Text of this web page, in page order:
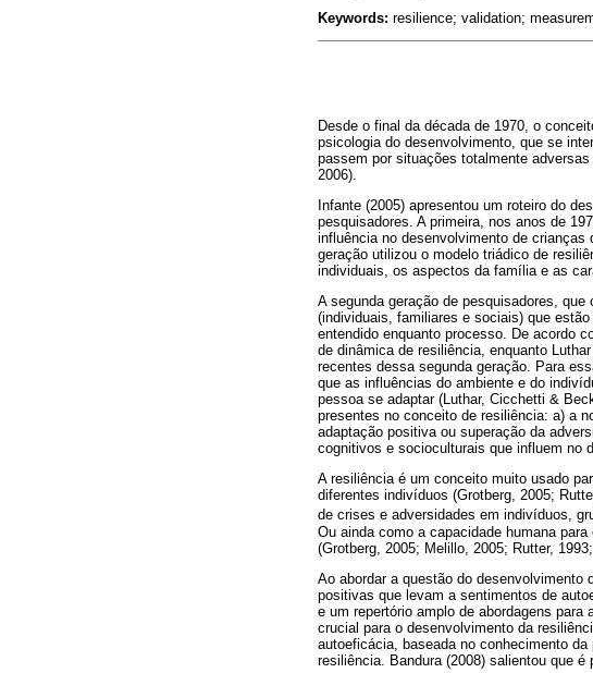
Keywords: resilience; validation;
Desde o final da década de 1970, o
psicologia do desenvolvimento, que se
passem por situações totalmente
2006).
Infante (2005) apresentou um roteiro do
pesquisadores. A primeira, nos anos de
influência no desenvolvimento de
geração utilizou o modelo triádico de
individuais, os aspectos da família e as
A segunda geração de pesquisadores,
(individuais, familiares e sociais) que
entendido enquanto processo. De acordo
de dinâmica de resiliência, enquanto
recentes dessa segunda geração. Para
que as influências do ambiente e do
pessoa se adaptar (Luthar, Cicchetti &
presentes no conceito de resiliência: a) a
adaptação positiva ou superação da
cognitivos e socioculturais que influem no
A resiliência é um conceito muito usado
diferentes indivíduos (Grotberg, 2005;
de crises e adversidades em indivíduos,
Ou ainda como a capacidade humana
(Grotberg, 2005; Melillo, 2005; Rutter,
Ao abordar a questão do
positivas que levam a sentimentos de
e um repertório amplo de abordagens
crucial para o desenvolvimento da
autoeficácia, baseada no conhecimento
resiliência. Bandura (2008) salientou que